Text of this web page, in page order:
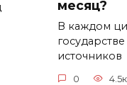
месяц?
В каждом
источников
0 4.5к.